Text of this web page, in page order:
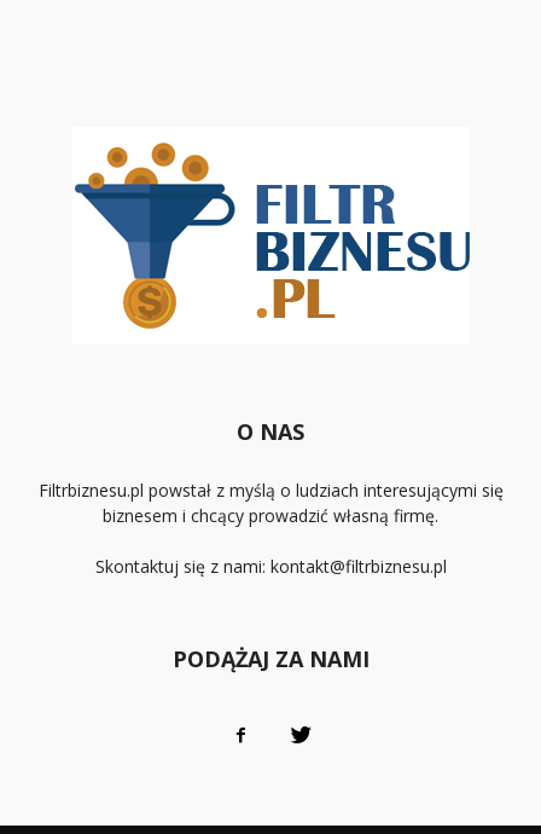
O NAS
Filtrbiznesu.pl powstał z myślą o ludziach interesującymi się
biznesem i chcący prowadzić własną firmę.
Skontaktuj się z nami: kontakt@filtrbiznesu.pl
PODĄŻAJ ZA NAMI